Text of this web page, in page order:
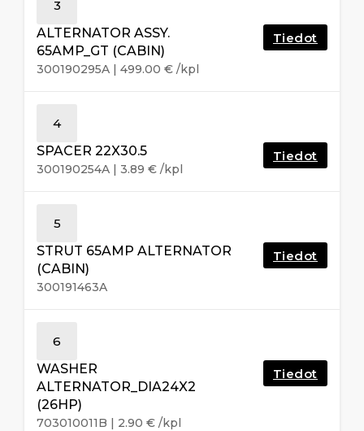
3
ALTERNATOR ASSY.
65AMP_GT (CABIN)
300190295A | 499.00 € /kpl
Tiedot
4
SPACER 22X30.5
300190254A | 3.89 € /kpl
Tiedot
5
STRUT 65AMP ALTERNATOR
(CABIN)
300191463A
Tiedot
6
WASHER
ALTERNATOR_DIA24X2
(26HP)
703010011B | 2.90 € /kpl
Tiedot